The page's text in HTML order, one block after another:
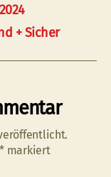
+ Sicher
* markiert